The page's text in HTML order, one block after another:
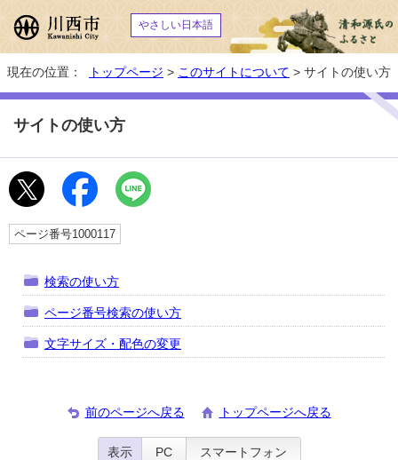
やさしい日本語
現在の位置： トップページ > このサイトについて > サイトの使い方
サイトの使い方
ページ番号1000117
検索の使い方
ページ番号検索の使い方
文字サイズ・配色の変更
前のページへ戻る トップページへ戻る
表示 PC スマートフォン